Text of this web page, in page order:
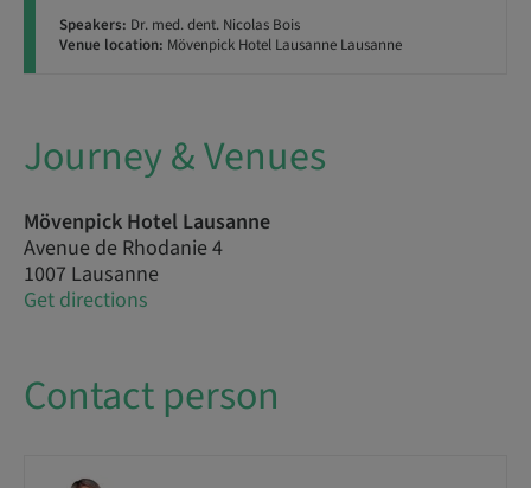
Speakers: Dr. med. dent. Nicolas Bois
Venue location: Mövenpick Hotel Lausanne Lausanne
Journey & Venues
Mövenpick Hotel Lausanne
Avenue de Rhodanie 4
1007 Lausanne
Get directions
Contact person